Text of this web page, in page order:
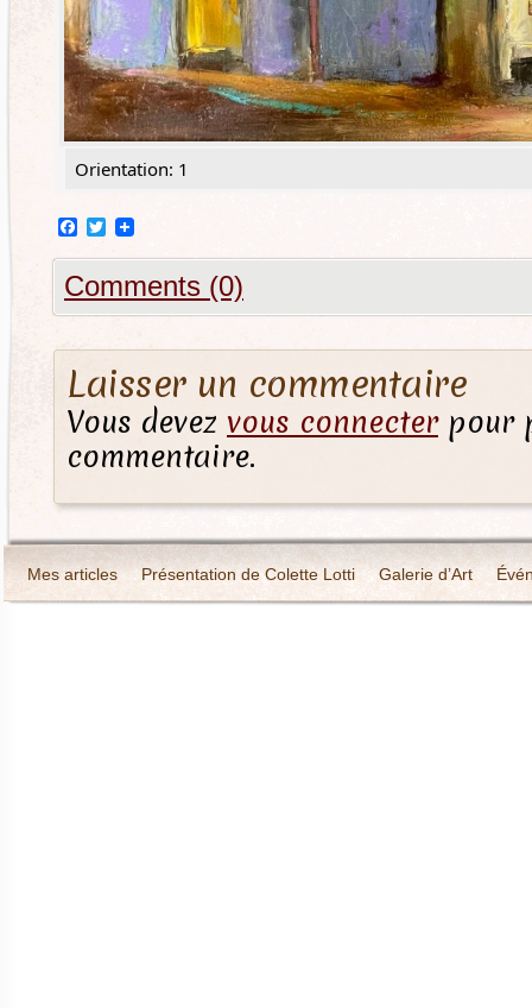
Orientation: 1
Facebook
Twitter
Comments (0)
Laisser un commentaire
Vous devez vous connecterpour
commentaire.
Mes articles Présentation de Colette Lotti Galerie d’Art